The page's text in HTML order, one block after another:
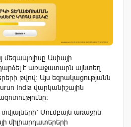
Ասիայի
է առաջատարն այնտեղ
թվով։ Այս եզրակացությանն
India վարկանիշային
Մումբայն առաջին
միլիարդատերերի